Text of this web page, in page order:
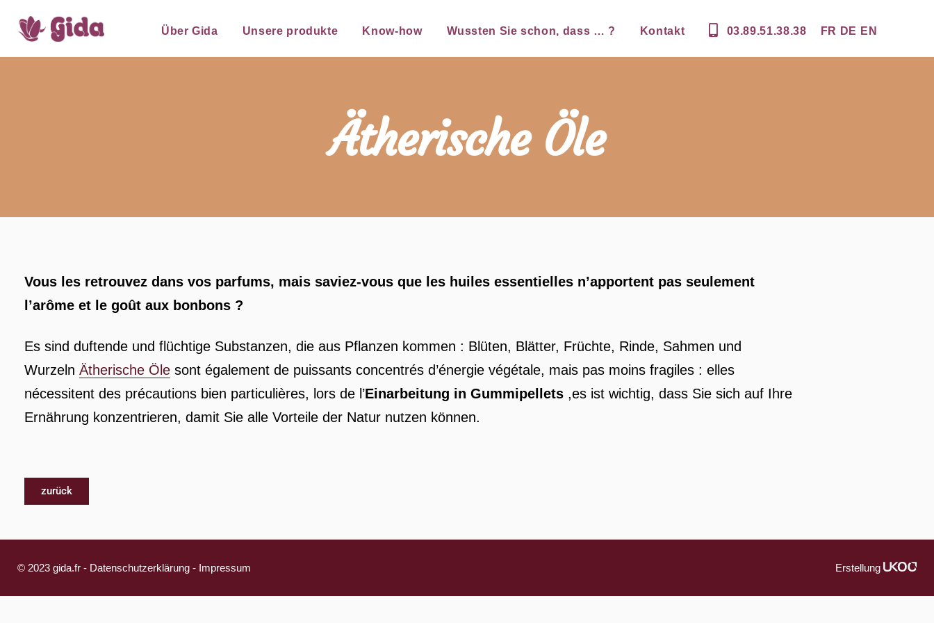
Über Gida Unsere produkte Know-how Wussten Sie schon, dass … ? Kontakt 03.89.51.38.38 FR DE EN
Ätherische Öle
Vous les retrouvez dans vos parfums, mais saviez-vous que les huiles essentielles n’apportent pas seulement
l’arôme et le goût aux bonbons ?
Es sind duftende und flüchtige Substanzen, die aus Pflanzen kommen : Blüten, Blätter, Früchte, Rinde, Sahmen und
Wurzeln Ätherische Öle sont également de puissants concentrés d’énergie végétale, mais pas moins fragiles : elles
nécessitent des précautions bien particulières, lors de l’Einarbeitung in Gummipellets ,es ist wichtig, dass Sie sich auf Ihre
Ernährung konzentrieren, damit Sie alle Vorteile der Natur nutzen können.
zurück
© 2023 gida.fr - Datenschutzerklärung - Impressum Erstellung